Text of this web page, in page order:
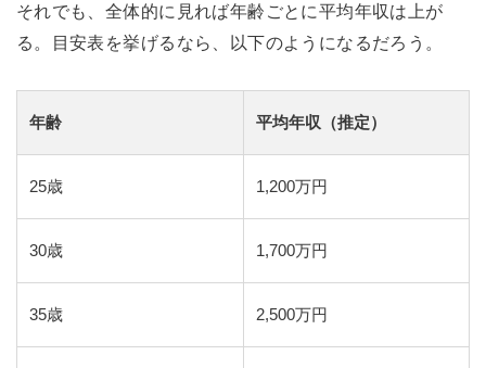
それでも、全体的に見れば年齢ごとに平均年収は上が
る。目安表を挙げるなら、以下のようになるだろう。
年齢 平均年収（推定）
25歳 1,200万円
30歳 1,700万円
35歳 2,500万円